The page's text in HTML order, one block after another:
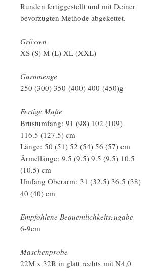
Runden fertiggestellt und mit Deiner
bevorzugten Methode abgekettet.
Grössen
XS (S) M (L) XL (XXL)
Garnmenge
250 (300) 350 (400) 400 (450)g
Fertige Maße
Brustumfang: 91 (98) 102 (109)
116.5 (127.5) cm
Länge: 50 (51) 52 (54) 56 (57) cm
Ärmellänge: 9.5 (9.5) 9.5 (9.5) 10.5
(10.5) cm
Umfang Oberarm: 31 (32.5) 36.5 (38)
40 (40) cm
Empfohlene Bequemlichkeitszugabe
6-9cm
Maschenprobe
22M x 32R in glatt rechts mit N4,0